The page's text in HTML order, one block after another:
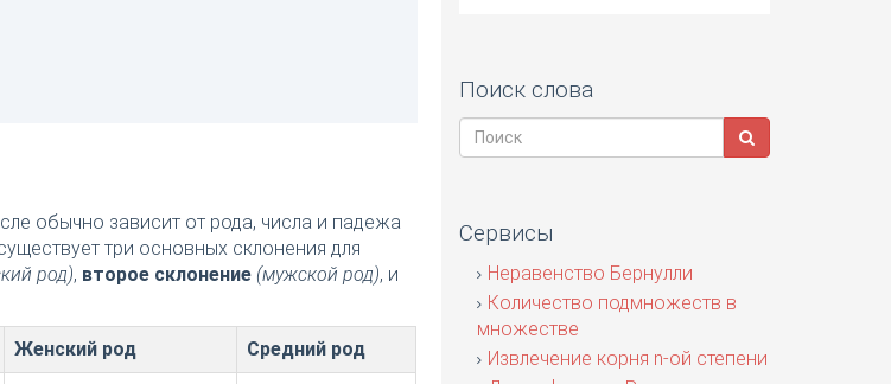
обычно зависит от рода, числа и падежа
три основных склонения для
род), второе склонение (мужской род), и
Женский род Средний род
Поиск слова
Сервисы
Неравенство Бернулли
Количество подмножеств в
множестве
Извлечение корня n-ой степени